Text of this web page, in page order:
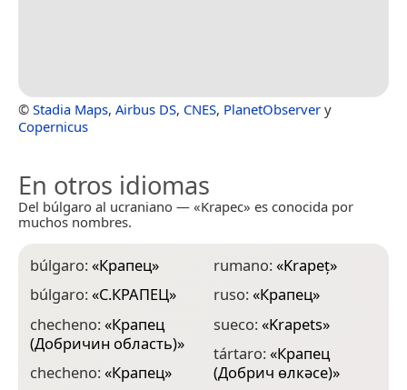
© Stadia Maps, Airbus DS, CNES, PlanetObserver y
Copernicus
En otros idiomas
Del búlgaro al ucraniano — «Krapec» es conocida por
muchos nombres.
búlgaro:«Крапец»
búlgaro:«С.КРАПЕЦ»
checheno:«Крапец
(Добричин область)»
checheno:«Крапец»
rumano:«Krapeț»
ruso:«Крапец»
sueco:«Krapets»
tártaro:«Крапец
(Добрич өлкәсе)»